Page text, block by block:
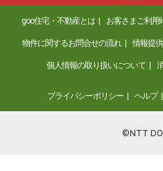
goo住宅・不動産とは お客さまご利用
物件に関するお問合せの流れ 情報提
個人情報の取り扱いについて
プライバシーポリシー ヘルプ
©NTT